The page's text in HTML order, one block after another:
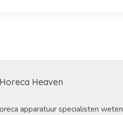
Heaven
apparatuur specialisten